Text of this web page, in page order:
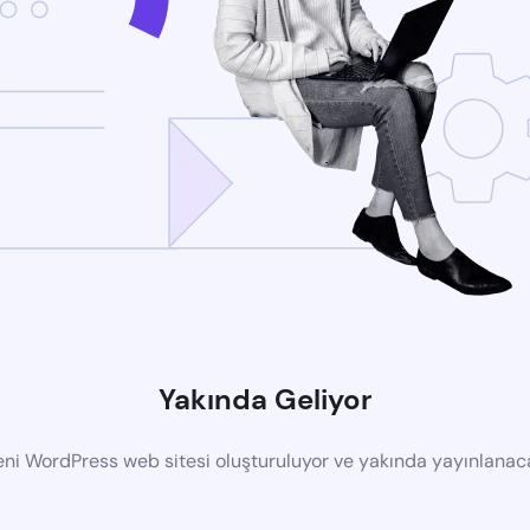
Yakında Geliyor
WordPress web sitesi oluşturuluyor ve yakında